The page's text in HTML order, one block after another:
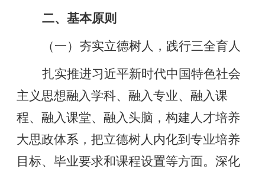
二、基本原则
（一）夯实立德树人，践行三全育人
扎实推进习近平新时代中国特色社会
主义思想融入学科、融入专业、融入课
程、融入课堂、融入头脑，构建人才培养
大思政体系，把立德树人内化到专业培养
目标、毕业要求和课程设置等方面。深化